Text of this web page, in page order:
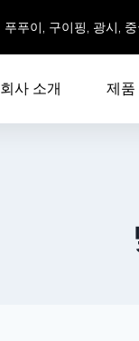
푸푸이, 구이핑, 광시,
회사 소개 제품